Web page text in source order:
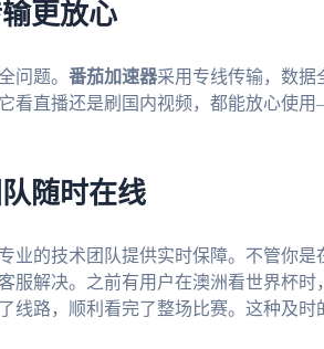
更放心
问题。 番茄加速器采用专线传输，数据
看直播还是刷国内视频，都能放心使
随时在线
业的技术团队提供实时保障。不管你是
服解决。之前有用户在澳洲看世界杯时
线路，顺利看完了整场比赛。这种及时